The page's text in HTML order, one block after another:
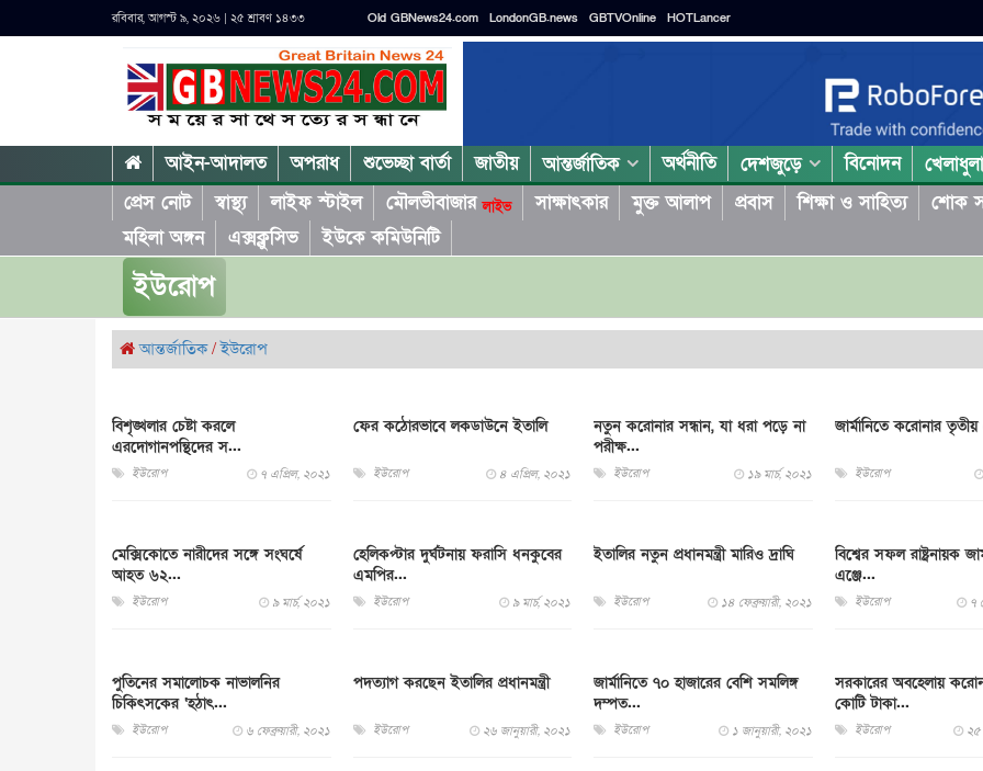
রবিবার, আগস্ট ৯, ২০২৬ | ২৫ শ্রাবণ ১৪৩৩ Old GBNews24.com LondonGB.news GBTVOnline HOTLancer
আইন-আদালত অপরাধ শুভেচ্ছা বার্তা জাতীয় আন্তর্জাতিক অর্থনীতি দেশজুড়ে বিনোদন
প্রেস নোট
স্বাস্থ্য লাইফ স্টাইল মৌলভীবাজারলাইভ সাক্ষাৎকার মুক্ত আলাপ প্রবাস শিক্ষা ও সাহিত্য শোক
মহিলা অঙ্গন
এক্সক্লুসিভ ইউকে কমিউনিটি
ইউরোপ
আন্তর্জাতিক/ইউরোপ
বিশৃঙ্খলার চেষ্টা করলে
এরদোগানপন্থিদের স...
ইউরোপ ৭ এপ্রিল, ২০২১
ফের কঠোরভাবে লকডাউনে ইতালি
ইউরোপ ৪ এপ্রিল, ২০২১
নতুন করোনার সন্ধান, যা ধরা পড়ে না
পরীক্ষ...
ইউরোপ ১৯ মার্চ, ২০২১
জার্মানিতে করোনার
ইউরোপ
মেক্সিকোতে নারীদের সঙ্গে সংঘর্ষে
আহত ৬২...
ইউরোপ ৯ মার্চ, ২০২১
হেলিকপ্টার দুর্ঘটনায় ফরাসি ধনকুবের
এমপির...
ইউরোপ ৯ মার্চ, ২০২১
ইতালির নতুন প্রধানমন্ত্রী মারিও দ্রাঘি
ইউরোপ ১৪ ফেব্রুয়ারী, ২০২১
বিশ্বের সফল রাষ্ট্রনায়ক
এঞ্জে...
ইউরোপ ৭
পুতিনের সমালোচক নাভালনির
চিকিৎসকের ‘হঠাৎ...
ইউরোপ ৬ ফেব্রুয়ারী, ২০২১
পদত্যাগ করছেন ইতালির প্রধানমন্ত্রী
ইউরোপ ২৬ জানুয়ারী, ২০২১
জার্মানিতে ৭০ হাজারের বেশি সমলিঙ্গ
দম্পত...
ইউরোপ ১ জানুয়ারী, ২০২১
সরকারের অবহেলায়
কোটি টাকা...
ইউরোপ ২৫